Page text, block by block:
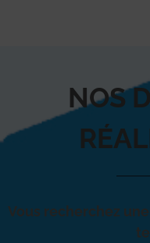
NOS
Vous recherchez